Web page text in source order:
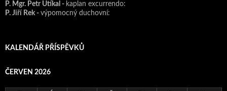
P. Mgr. Petr Utíkal - kaplan excurrendo:
P. Jiří Rek - výpomocný duchovní:
KALENDÁŘ PŘÍSPĚVKŮ
ČERVEN 2026